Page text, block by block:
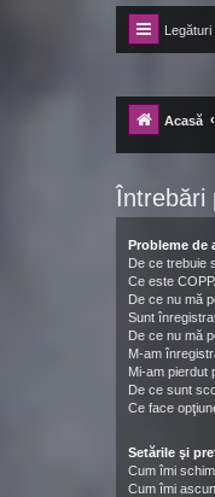
Legături
Forum
-= Idei pentru
Acasă
Întrebări
Probleme de
De ce trebuie
Ce este
De ce nu mă
Sunt
De ce nu mă
M-am
Mi-am pierdut
De ce sunt
Ce face
Setările şi
Cum îmi
Cum îmi